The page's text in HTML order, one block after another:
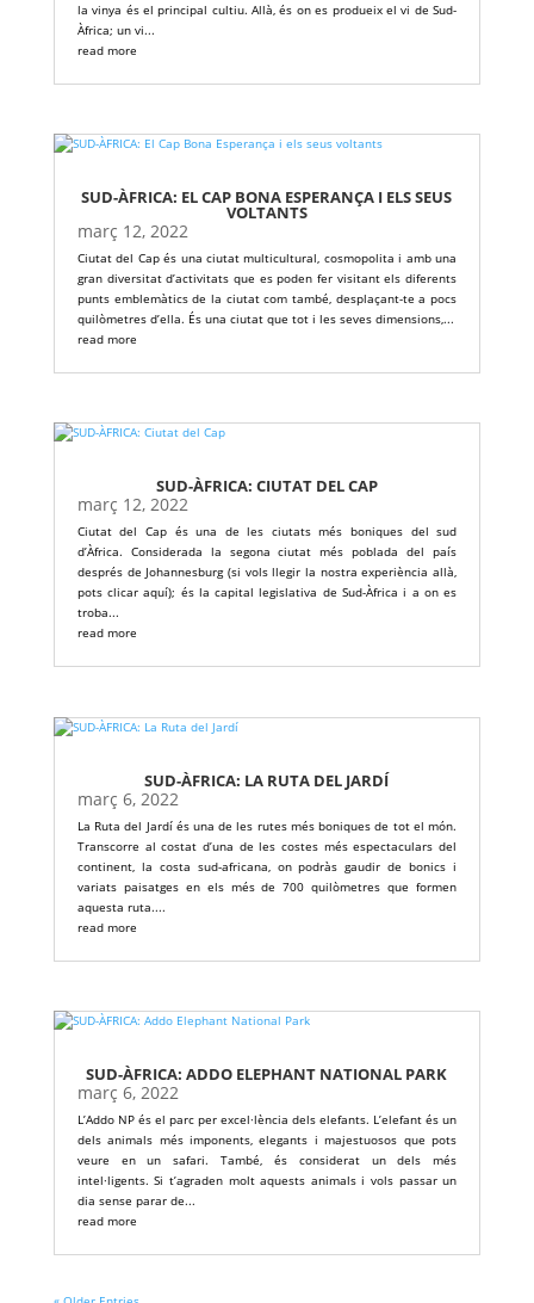
la vinya és el principal cultiu. Allà, és on es produeix el vi de Sud-
Àfrica; un vi...
read more
SUD-ÀFRICA: EL CAP BONA ESPERANÇA I ELS SEUS
VOLTANTS
març 12, 2022
Ciutat del Cap és una ciutat multicultural, cosmopolita i amb una
gran diversitat d’activitats que es poden fer visitant els diferents
punts emblemàtics de la ciutat com també, desplaçant-te a pocs
quilòmetres d’ella. És una ciutat que tot i les seves dimensions,...
read more
SUD-ÀFRICA: CIUTAT DEL CAP
març 12, 2022
Ciutat del Cap és una de les ciutats més boniques del sud
d’Àfrica. Considerada la segona ciutat més poblada del país
després de Johannesburg (si vols llegir la nostra experiència allà,
pots clicar aquí); és la capital legislativa de Sud-Àfrica i a on es
troba...
read more
SUD-ÀFRICA: LA RUTA DEL JARDÍ
març 6, 2022
La Ruta del Jardí és una de les rutes més boniques de tot el món.
Transcorre al costat d’una de les costes més espectaculars del
continent, la costa sud-africana, on podràs gaudir de bonics i
variats paisatges en els més de 700 quilòmetres que formen
aquesta ruta....
read more
SUD-ÀFRICA: ADDO ELEPHANT NATIONAL PARK
març 6, 2022
L’Addo NP és el parc per excel·lència dels elefants. L’elefant és un
dels animals més imponents, elegants i majestuosos que pots
veure en un safari. També, és considerat un dels més
intel·ligents. Si t’agraden molt aquests animals i vols passar un
dia sense parar de...
read more